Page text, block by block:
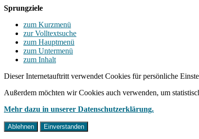
Sprungziele
zum Kurzmenü
zur Volltextsuche
zum Hauptmenü
zum Untermenü
zum Inhalt
Dieser Internetauftritt verwendet Cookies für persönliche
Außerdem möchten wir Cookies auch verwenden, um
Mehr dazu in unserer Datenschutzerklärung.
Ablehnen Einverstanden